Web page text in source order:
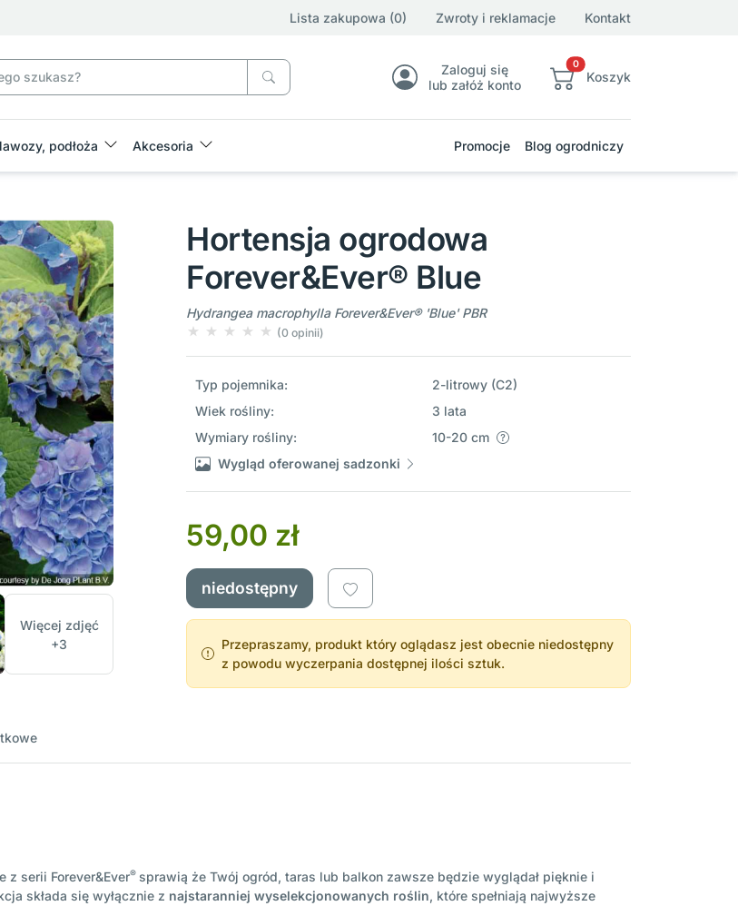
Lista zakupowa (0) Zwroty i reklamacje Kontakt
Zaloguj się
lub załóż konto
0
Koszyk
podłoża Akcesoria Promocje Blog ogrodniczy
Więcej zdjęć
+3
Hortensja ogrodowa
Forever&Ever® Blue
Hydrangea macrophylla Forever&Ever® 'Blue' PBR
(0 opinii)
Typ pojemnika:
2-litrowy (C2)
Wiek rośliny:
3 lata
Wymiary rośliny:
10-20 cm
Wygląd oferowanej sadzonki
59,00 zł
niedostępny
Przepraszamy, produkt który oglądasz jest obecnie niedostępny
z powodu wyczerpania dostępnej ilości sztuk.
z serii Forever&Ever® sprawią że Twój ogród, taras lub balkon zawsze będzie wyglądał pięknie i
składa się wyłącznie z najstaranniej wyselekcjonowanych roślin, które spełniają najwyższe